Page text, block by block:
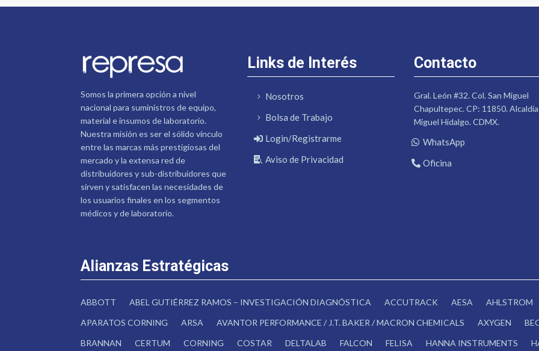
Somos la primera opción a nivel
nacional para suministros de equipo,
material e insumos de laboratorio.
Nuestra misión es ser el sólido vínculo
entre las marcas más prestigiosas del
mercado y la extensa red de
distribuidores y sub-distribuidores que
sirven y satisfacen las necesidades de
los usuarios finales en los segmentos
médicos y de laboratorio.
Links de Interés
Nosotros
Bolsa de Trabajo
Login/Registrarme
Aviso de Privacidad
Contacto
Gral. León #32. Col. San Miguel
Chapultepec. CP: 11850.
Miguel Hidalgo. CDMX.
WhatsApp
Oficina
Alianzas Estratégicas
ABBOTT ABEL GUTIÉRREZ RAMOS – INVESTIGACIÓN DIAGNÓSTICA ACCUTRACK AESA AHLSTROM
APARATOS CORNING
ARSA AVANTOR PERFORMANCE / J.T. BAKER / MACRON CHEMICALS AXYGEN
BRANNAN
CERTUM CORNING COSTAR DELTALAB FALCON FELISA HANNA INSTRUMENTS